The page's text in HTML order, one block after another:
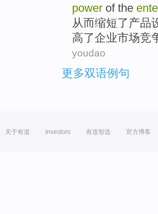
power of the
从而缩短了 产品
高了企业市场竞
youdao
更多双语例句
关于有道 Investors 有道智选 官方博客